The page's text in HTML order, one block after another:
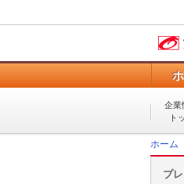
企業
ト
ホーム
プ